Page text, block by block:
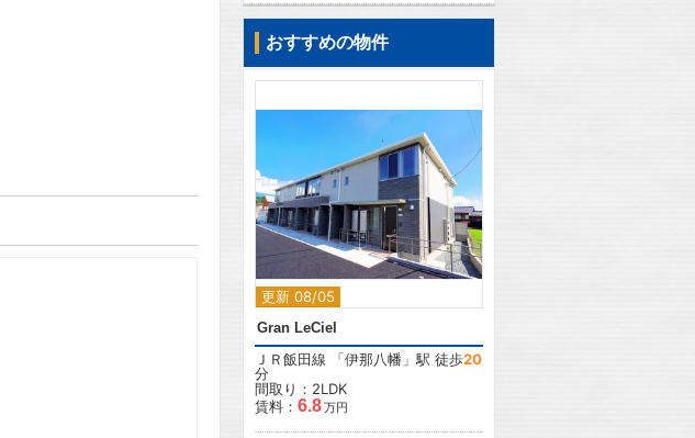
おすすめの物件
更新 08/05
2
Gran LeCiel
ＪＲ飯田線 「伊那八幡 」駅 徒歩20
分
間取り：2LDK
賃料： 6.8万円